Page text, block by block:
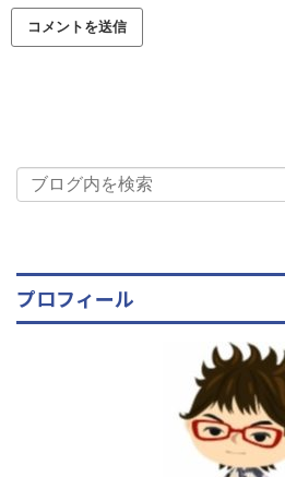
プロフィール